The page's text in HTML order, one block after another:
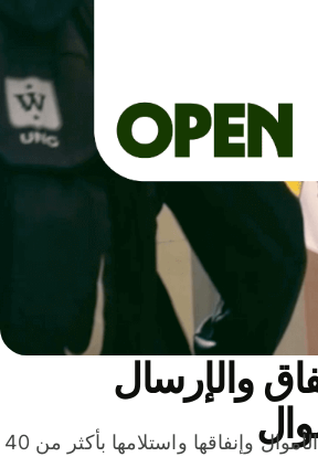
والإرسال
وفّر المال عند إرسال الأموال وإنفاقها واستلامها بأكثر من 40